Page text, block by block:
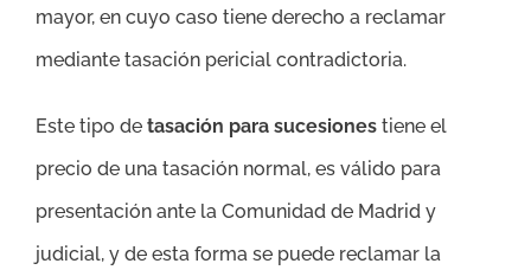
mayor, en cuyo caso tiene derecho a reclamar
mediante tasación pericial contradictoria.
Este tipo de tasación para sucesiones tiene el
precio de una tasación normal, es válido para
presentación ante la Comunidad de Madrid y
judicial, y de esta forma se puede reclamar la